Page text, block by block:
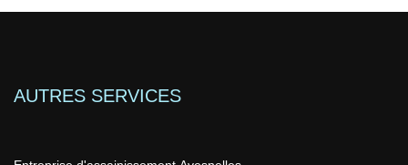
AUTRES SERVICES